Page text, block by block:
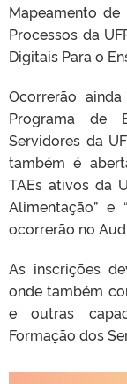
Mapeamento
Processos da
Digitais Para o
Ocorrerão
Programa de
Servidores da
também é
TAEs ativos da
Alimentação” e
ocorrerão no
As inscrições
onde também
e outras
Formação dos